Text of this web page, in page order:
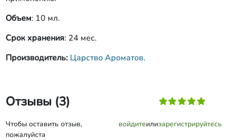
Объем: 10 мл.
Срок хранения: 24 мес.
Производитель: Царство Ароматов.
Отзывы (3)
Чтобы оставить отзыв,
пожалуйста
войдитеилизарегистрируйтесь